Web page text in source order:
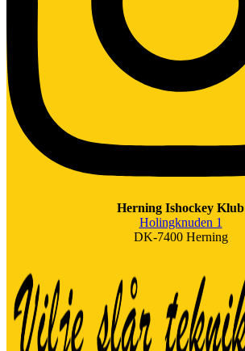
Herning Ishockey Klub
Holingknuden 1
DK-7400 Herning